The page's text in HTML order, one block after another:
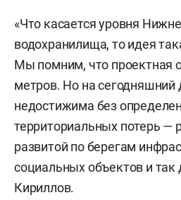
«Что касается уровня
водохранилища, то идея
Мы помним, что проектная
метров. Но на сегодняшний
недостижима без
территориальных потерь —
развитой по берегам
социальных объектов и так
Кириллов.